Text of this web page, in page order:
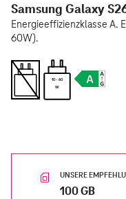
Samsung Galaxy
Energieeffizienzklasse A.
60W).
10 - 60
W
UNSERE
100 GB